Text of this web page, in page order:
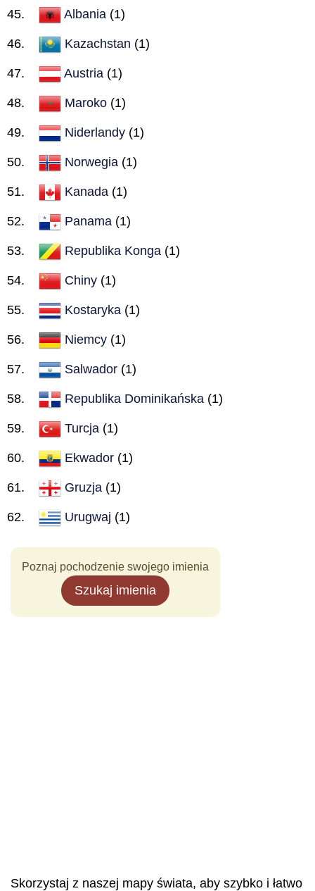
Albania (1)
Kazachstan (1)
Austria (1)
Maroko (1)
Niderlandy (1)
Norwegia (1)
Kanada (1)
Panama (1)
Republika Konga (1)
Chiny (1)
Kostaryka (1)
Niemcy (1)
Salwador (1)
Republika Dominikańska (1)
Turcja (1)
Ekwador (1)
Gruzja (1)
Urugwaj (1)
Poznaj pochodzenie swojego imienia
Szukaj imienia
Skorzystaj z naszej mapy świata, aby szybko i łatwo